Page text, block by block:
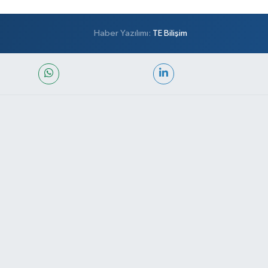
Haber Yazılımı: TE Bilişim